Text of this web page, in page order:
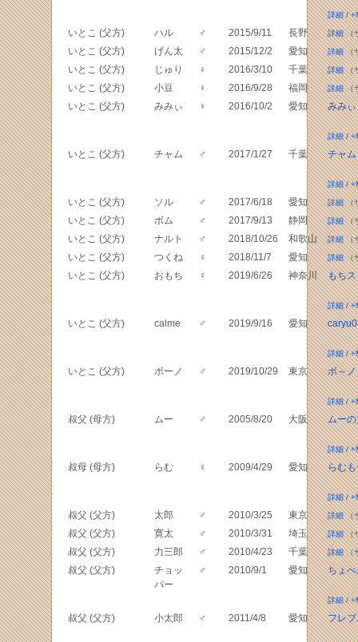
詳細/
いとこ (父方) ハル ♂ 2015/9/11 長野 詳細（
いとこ (父方) げん太 ♂ 2015/12/2 愛知 詳細（
いとこ (父方) じゅり ♀ 2016/3/10 千葉 詳細（
いとこ (父方) 小豆 ♀ 2016/9/28 福岡 詳細（
いとこ (父方) みみぃ ♀ 2016/10/2 愛知 みみぃ
詳細/
いとこ (父方) チャム ♂ 2017/1/27 千葉 チャム
詳細/
いとこ (父方) ソル ♂ 2017/6/18 愛知 詳細（
いとこ (父方) ボム ♂ 2017/9/13 静岡 詳細（
いとこ (父方) ナルト ♂ 2018/10/26 和歌山 詳細（
いとこ (父方) つくね ♀ 2018/11/7 愛知 詳細（
いとこ (父方) おもち ♀ 2019/6/26 神奈川 もち
詳細/
いとこ (父方) calme ♂ 2019/9/16 愛知
詳細/
いとこ (父方) ボーノ ♂ 2019/10/29 東京 ボ～ノ
詳細/
叔父 (母方) ムー ♂ 2005/8/20 大阪 ムー
詳細/
叔母 (母方) らむ ♀ 2009/4/29 愛知 らむも
詳細/
叔父 (父方) 太郎 ♂ 2010/3/25 東京 詳細（
叔父 (父方) 寛太 ♂ 2010/3/31 埼玉 詳細（
叔父 (父方) 力三郎 ♂ 2010/4/23 千葉 詳細（
叔父 (父方)
チョッ
パー
♂ 2010/9/1 愛知 ちょ
詳細/
叔父 (父方) 小太郎 ♂ 2011/4/8 愛知 フレ